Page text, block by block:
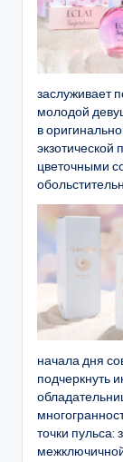
заслуживает
молодой
в
цветочными
начала дня
подчеркнуть
точки пульса: